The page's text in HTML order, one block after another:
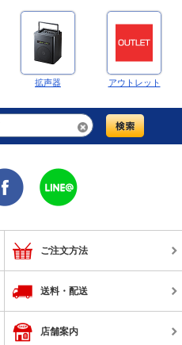
拡声器 アウトレット
ご注文方法
送料・配送
店舗案内